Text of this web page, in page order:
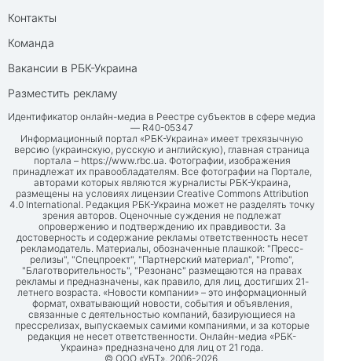
Контакты
Команда
Вакансии в РБК-Украина
Разместить рекламу
Идентификатор онлайн-медиа в Реестре субъектов в сфере медиа
— R40-05347
Информационный портал «РБК-Украина» имеет трехязычную
версию (украинскую, русскую и английскую), главная страница
портала – https://www.rbc.ua. Фотографии, изображения
принадлежат их правообладателям. Все фотографии на Портале,
авторами которых являются журналисты РБК-Украина,
размещены на условиях лицензии Creative Commons Attribution
4.0 International. Редакция РБК-Украина может не разделять точку
зрения авторов. Оценочные суждения не подлежат
опровержению и подтверждению их правдивости. За
достоверность и содержание рекламы ответственность несет
рекламодатель. Материалы, обозначенные плашкой: "Пресс-
релизы", "Спецпроект", "Партнерский материал", "Promo",
"Благотворительность", "Резонанс" размещаются на правах
рекламы и предназначены, как правило, для лиц, достигших 21-
летнего возраста. «Новости компании» – это информационный
формат, охватывающий новости, события и объявления,
связанные с деятельностью компаний, базирующиеся на
прессрелизах, выпускаемых самими компаниями, и за которые
редакция не несет ответственности. Онлайн-медиа «РБК-
Украина» предназначено для лиц от 21 года.
© ООО «УБТ», 2006-2026.